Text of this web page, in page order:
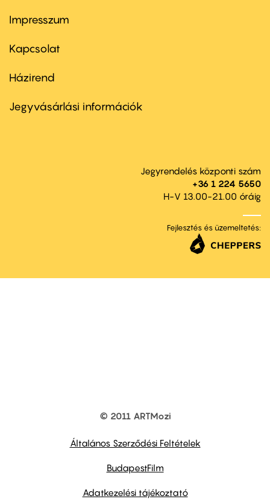
Footer
first
Impresszum
Kapcsolat
Footer
second
Házirend
Jegyvásárlási információk
Jegyrendelés központi szám
+36 1 224 5650
H-V 13.00-21.00 óráig
Fejlesztés és üzemeltetés:
© 2011 ARTMozi
Általános Szerződési Feltételek
BudapestFilm
Adatkezelési tájékoztató